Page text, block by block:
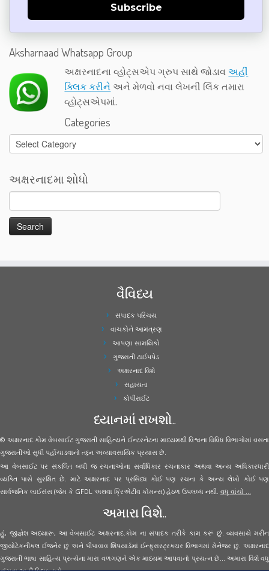
Subscribe
Aksharnaad Whatsapp Group
અક્ષરનાદના વ્હોટ્સએપ ગ્રુપ સાથે જોડાવઅહીં
ક્લિક કરીને અને મેળવો નવા લેખની લિંક તમારા
વ્હોટ્સએપમાં.
Categories
Categories
અક્ષરનાદમા શોધો
વૈવિધ્ય
સંપાદક પરિચય
વાચકોને આમંત્રણ
આપણા સામયિકો
ગુજરાતી ટાઈપપેડ
અક્ષરનાદ વિશે
સહાયતા
કોપીરાઈટ
ધ્યાનમાં રાખશો..
© અક્ષરનાદ.કોમ વેબસાઈટ ગુજરાતી સાહિત્યને ઈન્ટરનેટના માધ્યમથી વિશ્વના વિવિધ વિભાગોમાં વસતા
ગુજરાતીઓ સુધી પહોંચાડવાનો તદ્દન અવ્યાવસાયિક પ્રયાસ છે.
આ વેબસાઈટ પર સંકલિત બધી જ રચનાઓના સર્વાધિકાર રચનાકાર અથવા અન્ય અધિકારધારી
વ્યક્તિ પાસે સુરક્ષિત છે. માટે અક્ષરનાદ પર પ્રસિધ્ધ કોઈ પણ રચના કે અન્ય લેખો કોઈ પણ
સાર્વજનિક લાઈસંસ (જેમ કે GFDL અથવા ક્રિએટીવ કોમન્સ) હેઠળ ઉપલબ્ધ નથી. વધુ વાંચો ...
અમારા વિશે..
હું, જીજ્ઞેશ અધ્યારૂ, આ વેબસાઈટ અક્ષરનાદ.કોમ ના સંપાદક તરીકે કામ કરૂં છું. વ્યવસાયે મરીન
જીયોટેકનીકલ ઈજનેર છું અને પીપાવાવ શિપયાર્ડમાં ઈન્ફ્રાસ્ટ્રક્ચર વિભાગમાં મેનેજર છું. અક્ષરનાદ
ગુજરાતી ભાષા સાહિત્ય પ્રત્યેના મારા વળગણને એક માધ્યમ આપવાનો પ્રયત્ન છે... અમારા વિશે વધુ